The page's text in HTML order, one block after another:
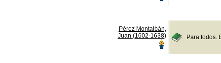
Pérez Montalbán,
Juan (1602-1638)
Para todos.